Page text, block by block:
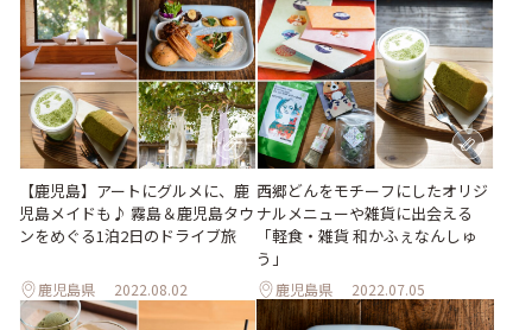
【鹿児島】アートにグルメに、鹿
児島メイドも♪ 霧島＆鹿児島タウ
ンをめぐる1泊2日のドライブ旅
鹿児島県 2022.08.02
西郷どんをモチーフにしたオリジ
ナルメニューや雑貨に出会える
「軽食・雑貨 和かふぇなんしゅ
う」
鹿児島県 2022.07.05